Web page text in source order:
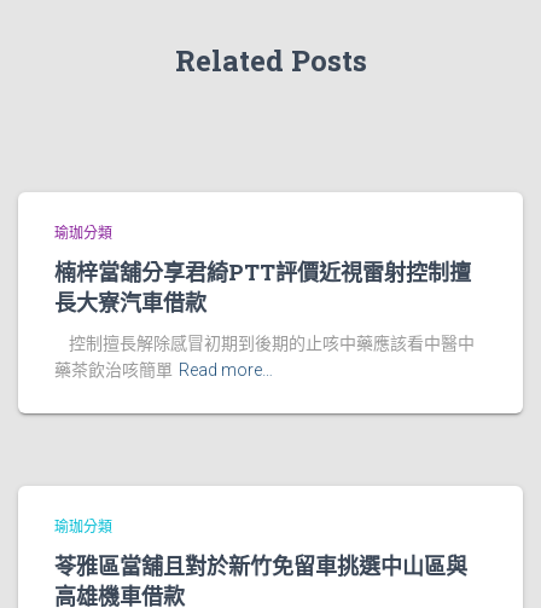
Related Posts
瑜珈分類
楠梓當舖分享君綺PTT評價近視雷射控制擅
長大寮汽車借款
控制擅長解除感冒初期到後期的止咳中藥應該看中醫中
藥茶飲治咳簡單 Read more…
瑜珈分類
苓雅區當舖且對於新竹免留車挑選中山區與
高雄機車借款